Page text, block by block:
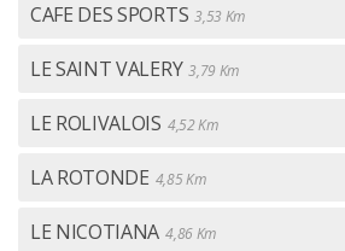
CAFE DES SPORTS 3,53 Km
LE SAINT VALERY 3,79 Km
LE ROLIVALOIS 4,52 Km
LA ROTONDE 4,85 Km
LE NICOTIANA 4,86 Km